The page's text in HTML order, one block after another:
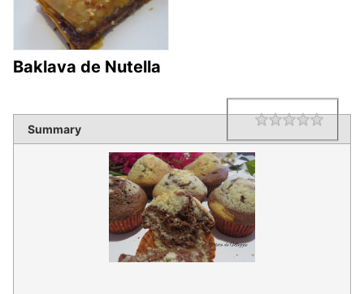
Baklava de Nutella
Summary Rating